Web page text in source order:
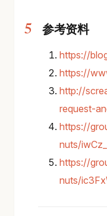
参考资料
https://
https://
http://
request-
https://
nuts/
https://
nuts/